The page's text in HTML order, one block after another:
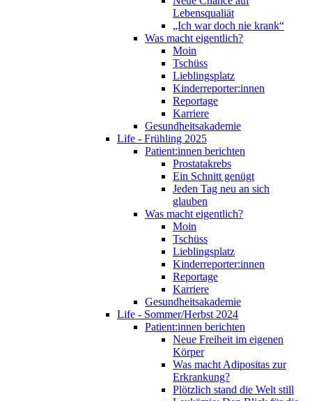
Lebensqualiät
„Ich war doch nie krank“
Was macht eigentlich?
Moin
Tschüss
Lieblingsplatz
Kinderreporter:innen
Reportage
Karriere
Gesundheitsakademie
Life - Frühling 2025
Patient:innen berichten
Prostatakrebs
Ein Schnitt genügt
Jeden Tag neu an sich
glauben
Was macht eigentlich?
Moin
Tschüss
Lieblingsplatz
Kinderreporter:innen
Reportage
Karriere
Gesundheitsakademie
Life - Sommer/Herbst 2024
Patient:innen berichten
Neue Freiheit im eigenen
Körper
Was macht Adipositas zur
Erkrankung?
Plötzlich stand die Welt still